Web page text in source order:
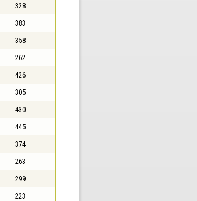
328
383
358
262
426
305
430
445
374
263
299
223